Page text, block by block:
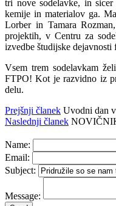
tri nove sodelavke, in
kemije in materialov ga.
Lorber in Tamara
projektih, v Centru za
izvedbe študijske dejavnosti
Vsem trem sodelavkam
FTPO! Kot je razvidno iz
delu.
Prejšnji članek Uvodni dan
Naslednji članek
Name:
Email:
Subject:
Message: